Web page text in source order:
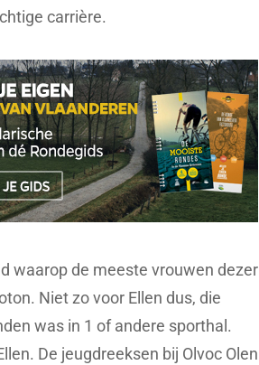
carrière.
waarop de meeste vrouwen dezer
Niet zo voor Ellen dus, die
was in 1 of andere sporthal.
De jeugdreeksen bij Olvoc Olen